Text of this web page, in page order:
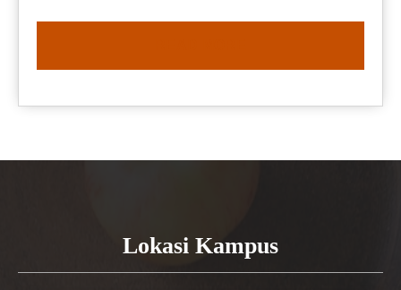
Lokasi Kampus